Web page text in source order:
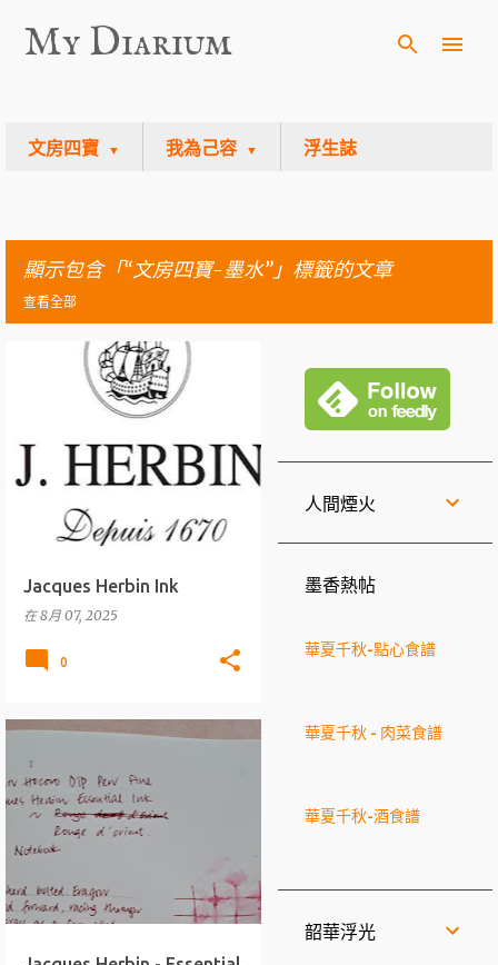
My Diarium
文房四寶 我為己容 浮生誌
顯示包含「 文房四寶-墨水 」標籤的文章
查看全部
Jacques Herbin Ink
在8月 07, 2025
J.HERBIN
0
ESSENTIAL INKS
人間煙火
墨香熱帖
華夏千秋-點心食譜
華夏千秋 - 肉菜食譜
華夏千秋-酒食譜
韶華浮光